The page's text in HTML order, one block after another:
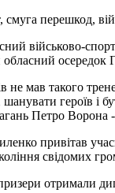
перешкод,
військово-
не мав такого
героїв і
Петро
привітав
свідомих
отримали